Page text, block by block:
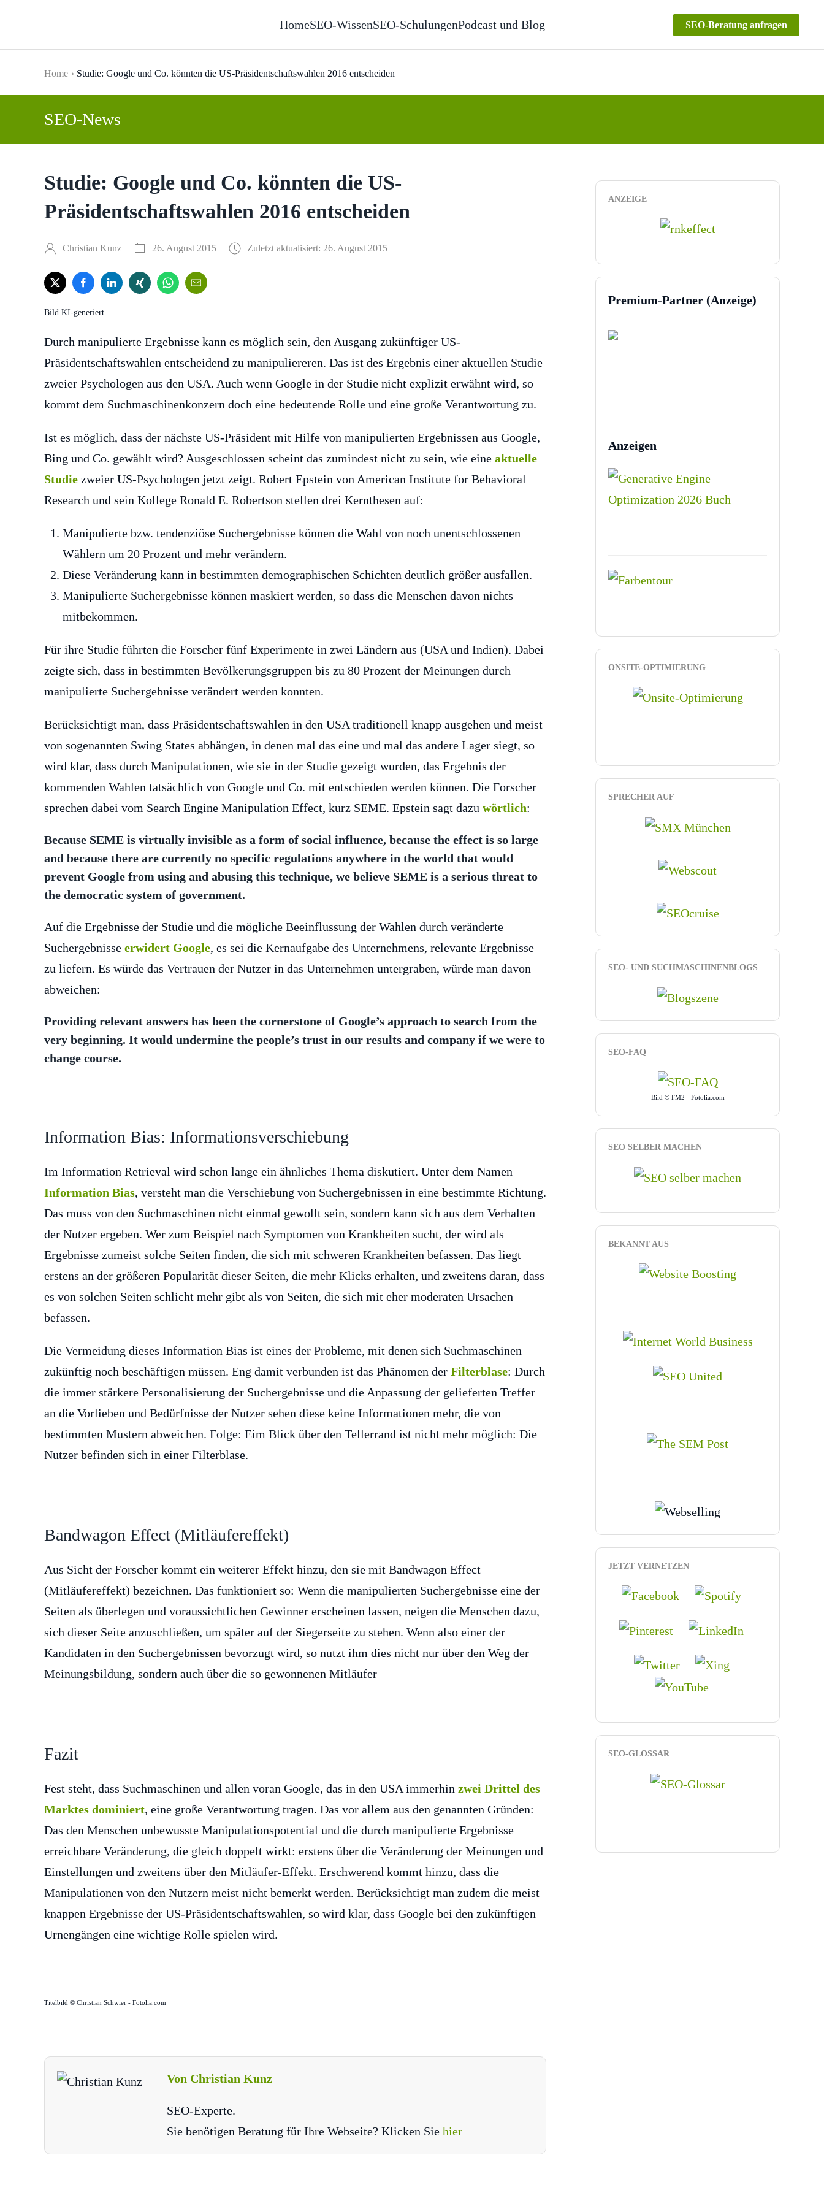
HomeSEO-WissenSEO-SchulungenPodcast und Blog SEO-Beratung anfragen
Home Studie: Google und Co. könnten die US-Präsidentschaftswahlen 2016 entscheiden
SEO-News
Studie: Google und Co. könnten die US-
Präsidentschaftswahlen 2016 entscheiden
Christian Kunz 26. August 2015 Zuletzt aktualisiert: 26. August 2015
Bild KI-generiert
Durch manipulierte Ergebnisse kann es möglich sein, den Ausgang zukünftiger US-
Präsidentschaftswahlen entscheidend zu manipuliereren. Das ist des Ergebnis einer aktuellen Studie
zweier Psychologen aus den USA. Auch wenn Google in der Studie nicht explizit erwähnt wird, so
kommt dem Suchmaschinenkonzern doch eine bedeutende Rolle und eine große Verantwortung zu.
Ist es möglich, dass der nächste US-Präsident mit Hilfe von manipulierten Ergebnissen aus Google,
Bing und Co. gewählt wird? Ausgeschlossen scheint das zumindest nicht zu sein, wie eine aktuelle
Studie zweier US-Psychologen jetzt zeigt. Robert Epstein von American Institute for Behavioral
Research und sein Kollege Ronald E. Robertson stellen drei Kernthesen auf:
Manipulierte bzw. tendenziöse Suchergebnisse können die Wahl von noch unentschlossenen
Wählern um 20 Prozent und mehr verändern.
Diese Veränderung kann in bestimmten demographischen Schichten deutlich größer ausfallen.
Manipulierte Suchergebnisse können maskiert werden, so dass die Menschen davon nichts
mitbekommen.
Für ihre Studie führten die Forscher fünf Experimente in zwei Ländern aus (USA und Indien). Dabei
zeigte sich, dass in bestimmten Bevölkerungsgruppen bis zu 80 Prozent der Meinungen durch
manipulierte Suchergebnisse verändert werden konnten.
Berücksichtigt man, dass Präsidentschaftswahlen in den USA traditionell knapp ausgehen und meist
von sogenannten Swing States abhängen, in denen mal das eine und mal das andere Lager siegt, so
wird klar, dass durch Manipulationen, wie sie in der Studie gezeigt wurden, das Ergebnis der
kommenden Wahlen tatsächlich von Google und Co. mit entschieden werden können. Die Forscher
sprechen dabei vom Search Engine Manipulation Effect, kurz SEME. Epstein sagt dazu wörtlich:
Because SEME is virtually invisible as a form of social influence, because the effect is so large
and because there are currently no specific regulations anywhere in the world that would
prevent Google from using and abusing this technique, we believe SEME is a serious threat to
the democratic system of government.
Auf die Ergebnisse der Studie und die mögliche Beeinflussung der Wahlen durch veränderte
Suchergebnisse erwidert Google, es sei die Kernaufgabe des Unternehmens, relevante Ergebnisse
zu liefern. Es würde das Vertrauen der Nutzer in das Unternehmen untergraben, würde man davon
abweichen:
Providing relevant answers has been the cornerstone of Google’s approach to search from the
very beginning. It would undermine the people’s trust in our results and company if we were to
change course.
Information Bias: Informationsverschiebung
Im Information Retrieval wird schon lange ein ähnliches Thema diskutiert. Unter dem Namen
Information Bias, versteht man die Verschiebung von Suchergebnissen in eine bestimmte Richtung.
Das muss von den Suchmaschinen nicht einmal gewollt sein, sondern kann sich aus dem Verhalten
der Nutzer ergeben. Wer zum Beispiel nach Symptomen von Krankheiten sucht, der wird als
Ergebnisse zumeist solche Seiten finden, die sich mit schweren Krankheiten befassen. Das liegt
erstens an der größeren Popularität dieser Seiten, die mehr Klicks erhalten, und zweitens daran, dass
es von solchen Seiten schlicht mehr gibt als von Seiten, die sich mit eher moderaten Ursachen
befassen.
Die Vermeidung dieses Information Bias ist eines der Probleme, mit denen sich Suchmaschinen
zukünftig noch beschäftigen müssen. Eng damit verbunden ist das Phänomen der Filterblase: Durch
die immer stärkere Personalisierung der Suchergebnisse und die Anpassung der gelieferten Treffer
an die Vorlieben und Bedürfnisse der Nutzer sehen diese keine Informationen mehr, die von
bestimmten Mustern abweichen. Folge: Eim Blick über den Tellerrand ist nicht mehr möglich: Die
Nutzer befinden sich in einer Filterblase.
Bandwagon Effect (Mitläufereffekt)
Aus Sicht der Forscher kommt ein weiterer Effekt hinzu, den sie mit Bandwagon Effect
(Mitläufereffekt) bezeichnen. Das funktioniert so: Wenn die manipulierten Suchergebnisse eine der
Seiten als überlegen und voraussichtlichen Gewinner erscheinen lassen, neigen die Menschen dazu,
sich dieser Seite anzuschließen, um später auf der Siegerseite zu stehen. Wenn also einer der
Kandidaten in den Suchergebnissen bevorzugt wird, so nutzt ihm dies nicht nur über den Weg der
Meinungsbildung, sondern auch über die so gewonnenen Mitläufer
Fazit
Fest steht, dass Suchmaschinen und allen voran Google, das in den USA immerhin zwei Drittel des
Marktes dominiert, eine große Verantwortung tragen. Das vor allem aus den genannten Gründen:
Das den Menschen unbewusste Manipulationspotential und die durch manipulierte Ergebnisse
erreichbare Veränderung, die gleich doppelt wirkt: erstens über die Veränderung der Meinungen und
Einstellungen und zweitens über den Mitläufer-Effekt. Erschwerend kommt hinzu, dass die
Manipulationen von den Nutzern meist nicht bemerkt werden. Berücksichtigt man zudem die meist
knappen Ergebnisse der US-Präsidentschaftswahlen, so wird klar, dass Google bei den zukünftigen
Urnengängen eine wichtige Rolle spielen wird.
Titelbild © Christian Schwier - Fotolia.com
Von Christian Kunz
SEO-Experte.
Sie benötigen Beratung für Ihre Webseite? Klicken Sie hier
ANZEIGE
Premium-Partner (Anzeige)
Anzeigen
ONSITE-OPTIMIERUNG
SPRECHER AUF
SEO- UND SUCHMASCHINENBLOGS
SEO-FAQ
Bild © FM2 - Fotolia.com
SEO SELBER MACHEN
BEKANNT AUS
JETZT VERNETZEN
SEO-GLOSSAR